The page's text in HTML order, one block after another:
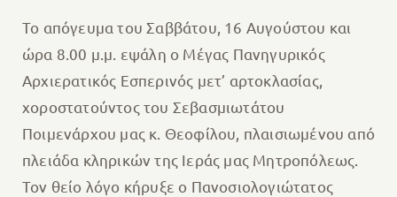
Το απόγευμα του Σαββάτου, 16 Αυγούστου και
ώρα 8.00 μ.μ. εψάλη ο Μέγας Πανηγυρικός
Αρχιερατικός Εσπερινός μετ’ αρτοκλασίας,
χοροστατούντος του Σεβασμιωτάτου
Ποιμενάρχου μας κ. Θεοφίλου, πλαισιωμένου από
πλειάδα κληρικών της Ιεράς μας Μητροπόλεως.
Τον θείο λόγο κήρυξε ο Πανοσιολογιώτατος